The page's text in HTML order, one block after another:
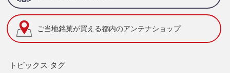
ご当地銘菓が買える都内のアンテナショップ
トピックス タグ